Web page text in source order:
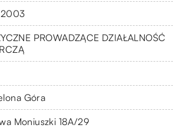
2003
PROWADZĄCE DZIAŁALNOŚĆ
Góra
Moniuszki 18A/29